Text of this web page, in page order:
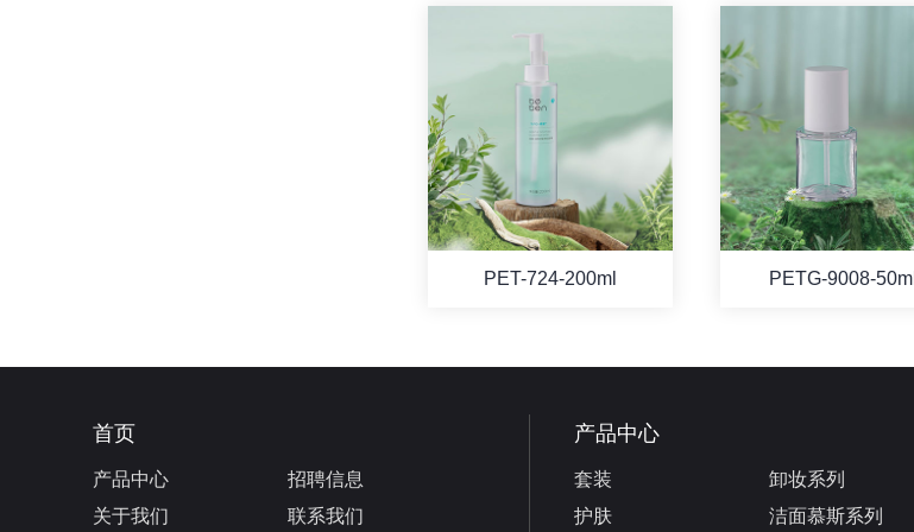
PET-724-200ml PETG-9008-50ml
首页
产品中心
关于我们
招聘信息
联系我们
产品中心
套装
护肤
卸妆系列
洁面慕斯系列